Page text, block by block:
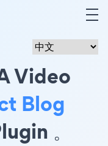
Video
Blog
。